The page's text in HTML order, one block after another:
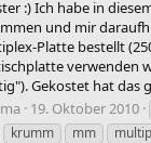
:) Ich habe in
und mir
Platte bestellt
verwenden
Gekostet hat das
19. Oktober 2010
krumm mm